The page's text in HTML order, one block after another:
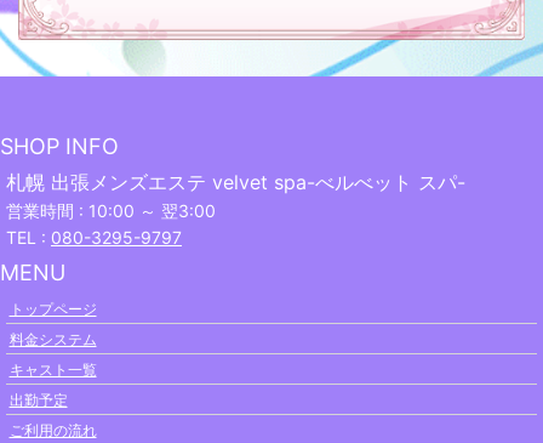
SHOP INFO
札幌 出張メンズエステ velvet spa-べルべット スパ-
営業時間 : 10:00 ～ 翌3:00
TEL : 080-3295-9797
MENU
トップページ
料金システム
キャスト一覧
出勤予定
ご利用の流れ